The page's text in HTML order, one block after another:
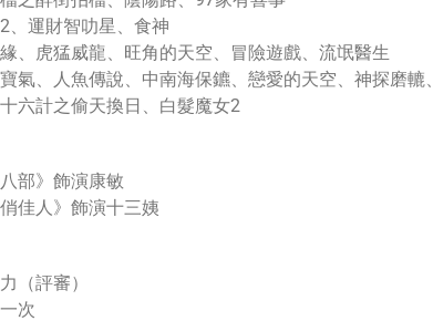
運財智叻星、食神
、虎猛威龍、旺角的天空、冒險遊戲、流氓醫生
氣、人魚傳說、中南海保鑣、戀愛的天空、神探磨轆
六計之偷天換日、白髮魔女2
部》飾演康敏
佳人》飾演十三姨
（評審）
次